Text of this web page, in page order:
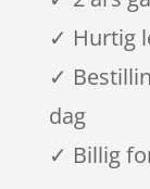
✓ Hurtig
✓
dag
✓ Billig